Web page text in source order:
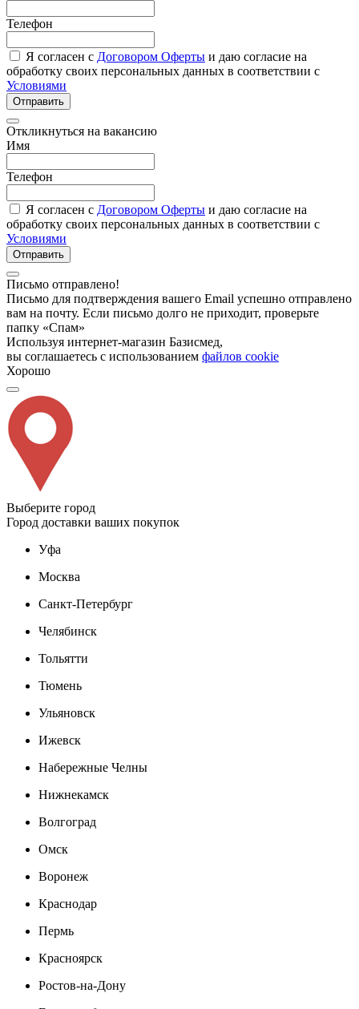
Телефон
Я согласен с Договором Оферты и даю согласие на
обработку своих персональных данных в соответствии с
Условиями
Отправить
Откликнуться на вакансию
Имя
Телефон
Я согласен с Договором Оферты и даю согласие на
обработку своих персональных данных в соответствии с
Условиями
Отправить
Письмо отправлено!
Письмо для подтверждения вашего Email успешно отправлено
вам на почту. Если письмо долго не приходит, проверьте
папку «Спам»
Используя интернет-магазин Базисмед,
вы соглашаетесь с использованием файлов cookie
Хорошо
Выберите город
Город доставки ваших покупок
Уфа
Москва
Санкт-Петербург
Челябинск
Тольятти
Тюмень
Ульяновск
Ижевск
Набережные Челны
Нижнекамск
Волгоград
Омск
Воронеж
Краснодар
Пермь
Красноярск
Ростов-на-Дону